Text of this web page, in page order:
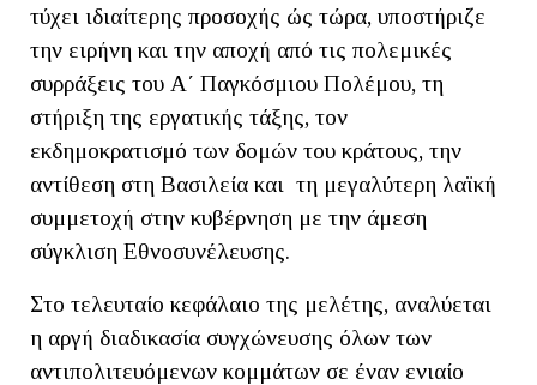
τύχει ιδιαίτερης προσοχής ώς τώρα, υποστήριζε
την ειρήνη και την αποχή από τις πολεμικές
συρράξεις του Α΄ Παγκόσμιου Πολέμου, τη
στήριξη της εργατικής τάξης, τον
εκδημοκρατισμό των δομών του κράτους, την
αντίθεση στη Βασιλεία και τη μεγαλύτερη λαϊκή
συμμετοχή στην κυβέρνηση με την άμεση
σύγκλιση Εθνοσυνέλευσης.
Στο τελευταίο κεφάλαιο της μελέτης, αναλύεται
η αργή διαδικασία συγχώνευσης όλων των
αντιπολιτευόμενων κομμάτων σε έναν ενιαίο